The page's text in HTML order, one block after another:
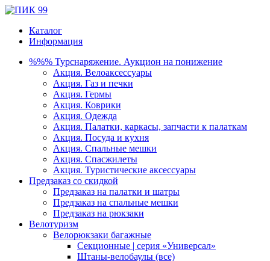
Каталог
Информация
%%% Турснаряжение. Аукцион на понижение
Акция. Велоаксессуары
Акция. Газ и печки
Акция. Гермы
Акция. Коврики
Акция. Одежда
Акция. Палатки, каркасы, запчасти к палаткам
Акция. Посуда и кухня
Акция. Спальные мешки
Акция. Спасжилеты
Акция. Туристические аксессуары
Предзаказ со скидкой
Предзаказ на палатки и шатры
Предзаказ на спальные мешки
Предзаказ на рюкзаки
Велотуризм
Велорюкзаки багажные
Секционные | серия «Универсал»
Штаны-велобаулы (все)